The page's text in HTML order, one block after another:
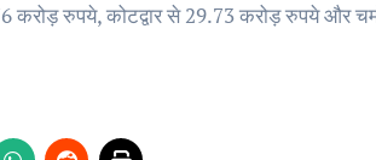
करोड़ रुपये, कोटद्वार से 29.73 करोड़ रुपये और